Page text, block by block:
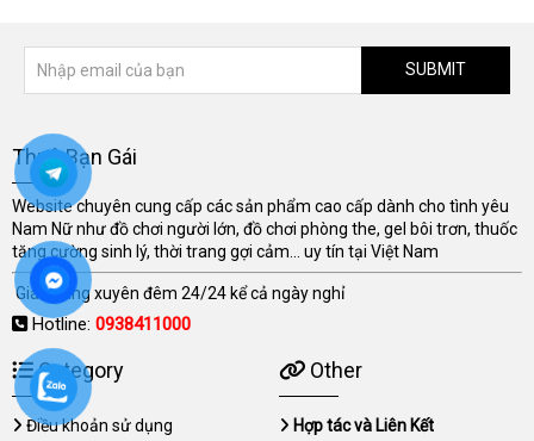
SUBMIT
Thuê Bạn Gái
Website chuyên cung cấp các sản phẩm cao cấp dành cho tình yêu
Nam Nữ như đồ chơi người lớn, đồ chơi phòng the, gel bôi trơn, thuốc
tăng cường sinh lý, thời trang gợi cảm... uy tín tại Việt Nam
Giao hàng xuyên đêm 24/24 kể cả ngày nghỉ
Hotline: 0938411000
Category
Điều khoản sử dụng
Other
Hợp tác và Liên Kết